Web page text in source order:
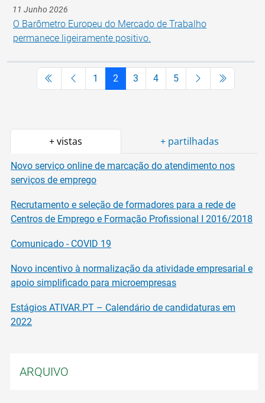
11 Junho 2026
O Barômetro Europeu do Mercado de Trabalho
permanece ligeiramente positivo.
1 2 3 4 5
+ vistas + partilhadas
Novo serviço online de marcação do atendimento nos
serviços de emprego
Recrutamento e seleção de formadores para a rede de
Centros de Emprego e Formação Profissional I 2016/2018
Comunicado - COVID 19
Novo incentivo à normalização da atividade empresarial e
apoio simplificado para microempresas
Estágios ATIVAR.PT – Calendário de candidaturas em
2022
ARQUIVO